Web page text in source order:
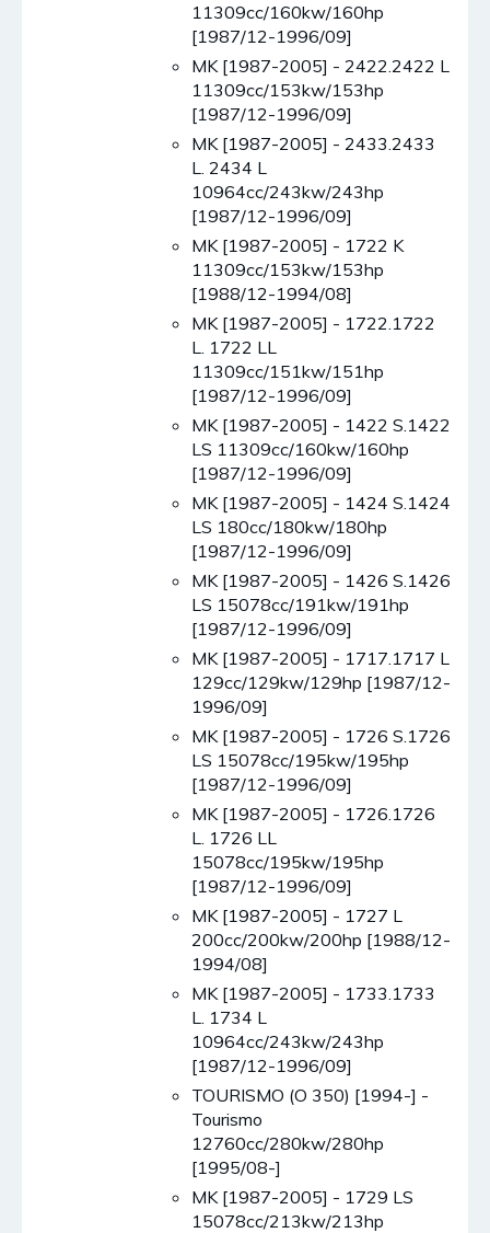
11309cc/160kw/160hp
[1987/12-1996/09]
MK [1987-2005] - 2422.2422 L
11309cc/153kw/153hp
[1987/12-1996/09]
MK [1987-2005] - 2433.2433
L. 2434 L
10964cc/243kw/243hp
[1987/12-1996/09]
MK [1987-2005] - 1722 K
11309cc/153kw/153hp
[1988/12-1994/08]
MK [1987-2005] - 1722.1722
L. 1722 LL
11309cc/151kw/151hp
[1987/12-1996/09]
MK [1987-2005] - 1422 S.1422
LS 11309cc/160kw/160hp
[1987/12-1996/09]
MK [1987-2005] - 1424 S.1424
LS 180cc/180kw/180hp
[1987/12-1996/09]
MK [1987-2005] - 1426 S.1426
LS 15078cc/191kw/191hp
[1987/12-1996/09]
MK [1987-2005] - 1717.1717 L
129cc/129kw/129hp [1987/12-
1996/09]
MK [1987-2005] - 1726 S.1726
LS 15078cc/195kw/195hp
[1987/12-1996/09]
MK [1987-2005] - 1726.1726
L. 1726 LL
15078cc/195kw/195hp
[1987/12-1996/09]
MK [1987-2005] - 1727 L
200cc/200kw/200hp [1988/12-
1994/08]
MK [1987-2005] - 1733.1733
L. 1734 L
10964cc/243kw/243hp
[1987/12-1996/09]
TOURISMO (O 350) [1994-] -
Tourismo
12760cc/280kw/280hp
[1995/08-]
MK [1987-2005] - 1729 LS
15078cc/213kw/213hp